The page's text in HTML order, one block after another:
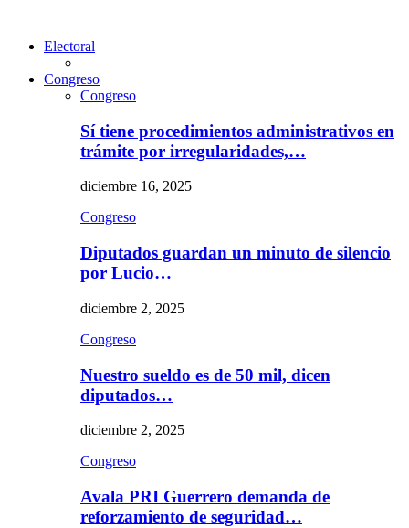
Electoral
Congreso
Congreso
Sí tiene procedimientos administrativos en
trámite por irregularidades,…
diciembre 16, 2025
Congreso
Diputados guardan un minuto de silencio
por Lucio…
diciembre 2, 2025
Congreso
Nuestro sueldo es de 50 mil, dicen
diputados…
diciembre 2, 2025
Congreso
Avala PRI Guerrero demanda de
reforzamiento de seguridad…